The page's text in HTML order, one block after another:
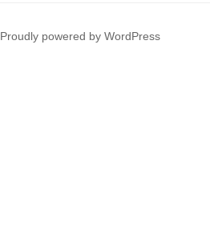
Proudly powered by WordPress